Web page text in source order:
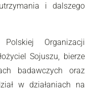
i dalszego
Organizacji
Sojuszu, bierze
badawczych oraz
w działaniach na